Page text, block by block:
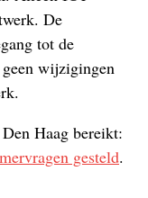
De
tot de
wijzigingen
Haag bereikt:
gesteld.